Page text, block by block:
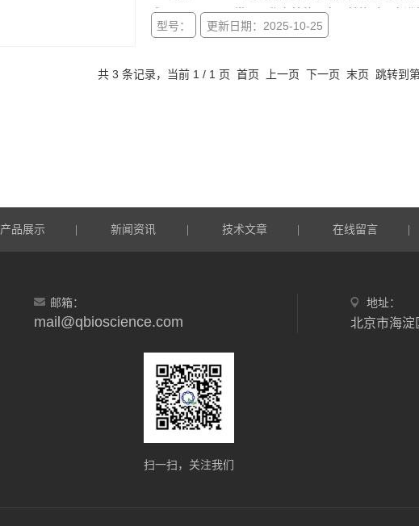
术。 Western blot常用于鉴定某种蛋白，并能对蛋白进
型号： 更新日期：2025-10-25
共 3 条记录，当前 1 / 1 页 首页 上一页 下一页 末页 跳转到
产品展示 新闻资讯 技术文章 在线留言
邮箱：
mail@qbioscience.com
地址：
北京市海淀
扫一扫，关注我们